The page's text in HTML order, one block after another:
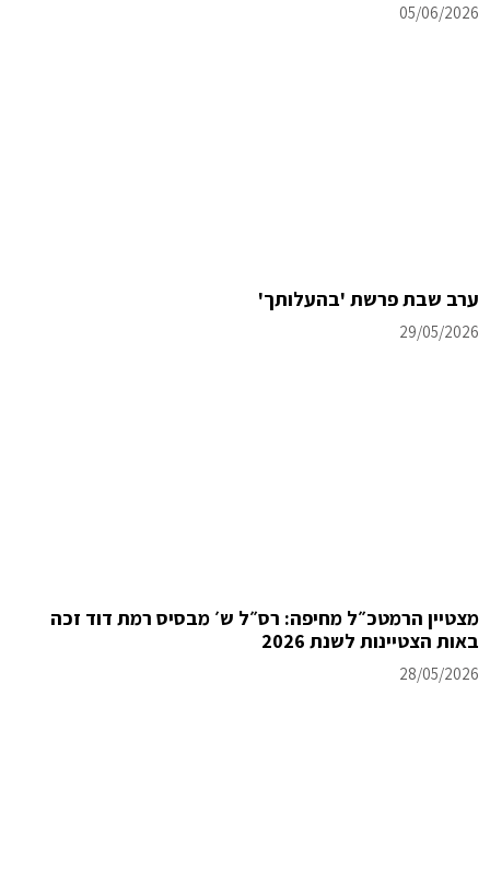
05/06/2026
ערב שבת פרשת 'בהעלותך'
29/05/2026
מצטיין הרמטכ״ל מחיפה: רס״ל ש׳ מבסיס רמת דוד זכה
באות הצטיינות לשנת 2026
28/05/2026